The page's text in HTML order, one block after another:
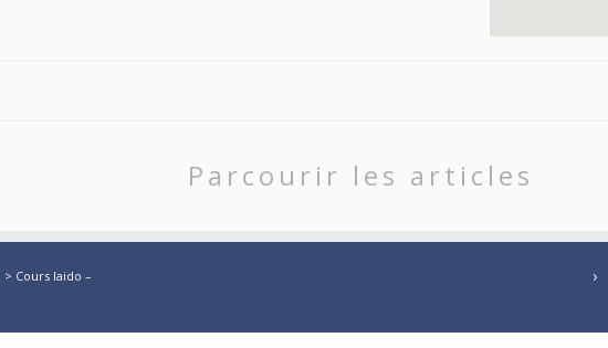
Parcourir les articles
> Cours Iaido –